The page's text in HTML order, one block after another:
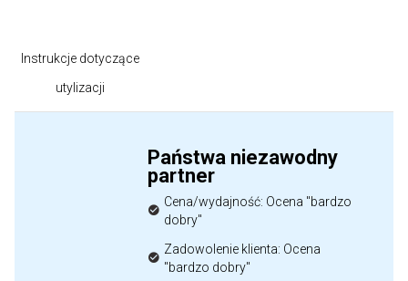
Instrukcje dotyczące
utylizacji
Państwa niezawodny
partner
Cena/wydajność: Ocena "bardzo
dobry"
Zadowolenie klienta: Ocena
"bardzo dobry"